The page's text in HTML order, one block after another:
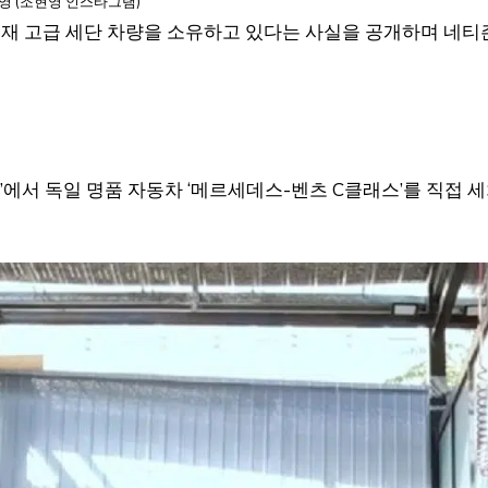
고급 세단 차량을 소유하고 있다는 사실을 공개하며 네티
서 독일 명품 자동차 ‘메르세데스-벤츠 C클래스’를 직접